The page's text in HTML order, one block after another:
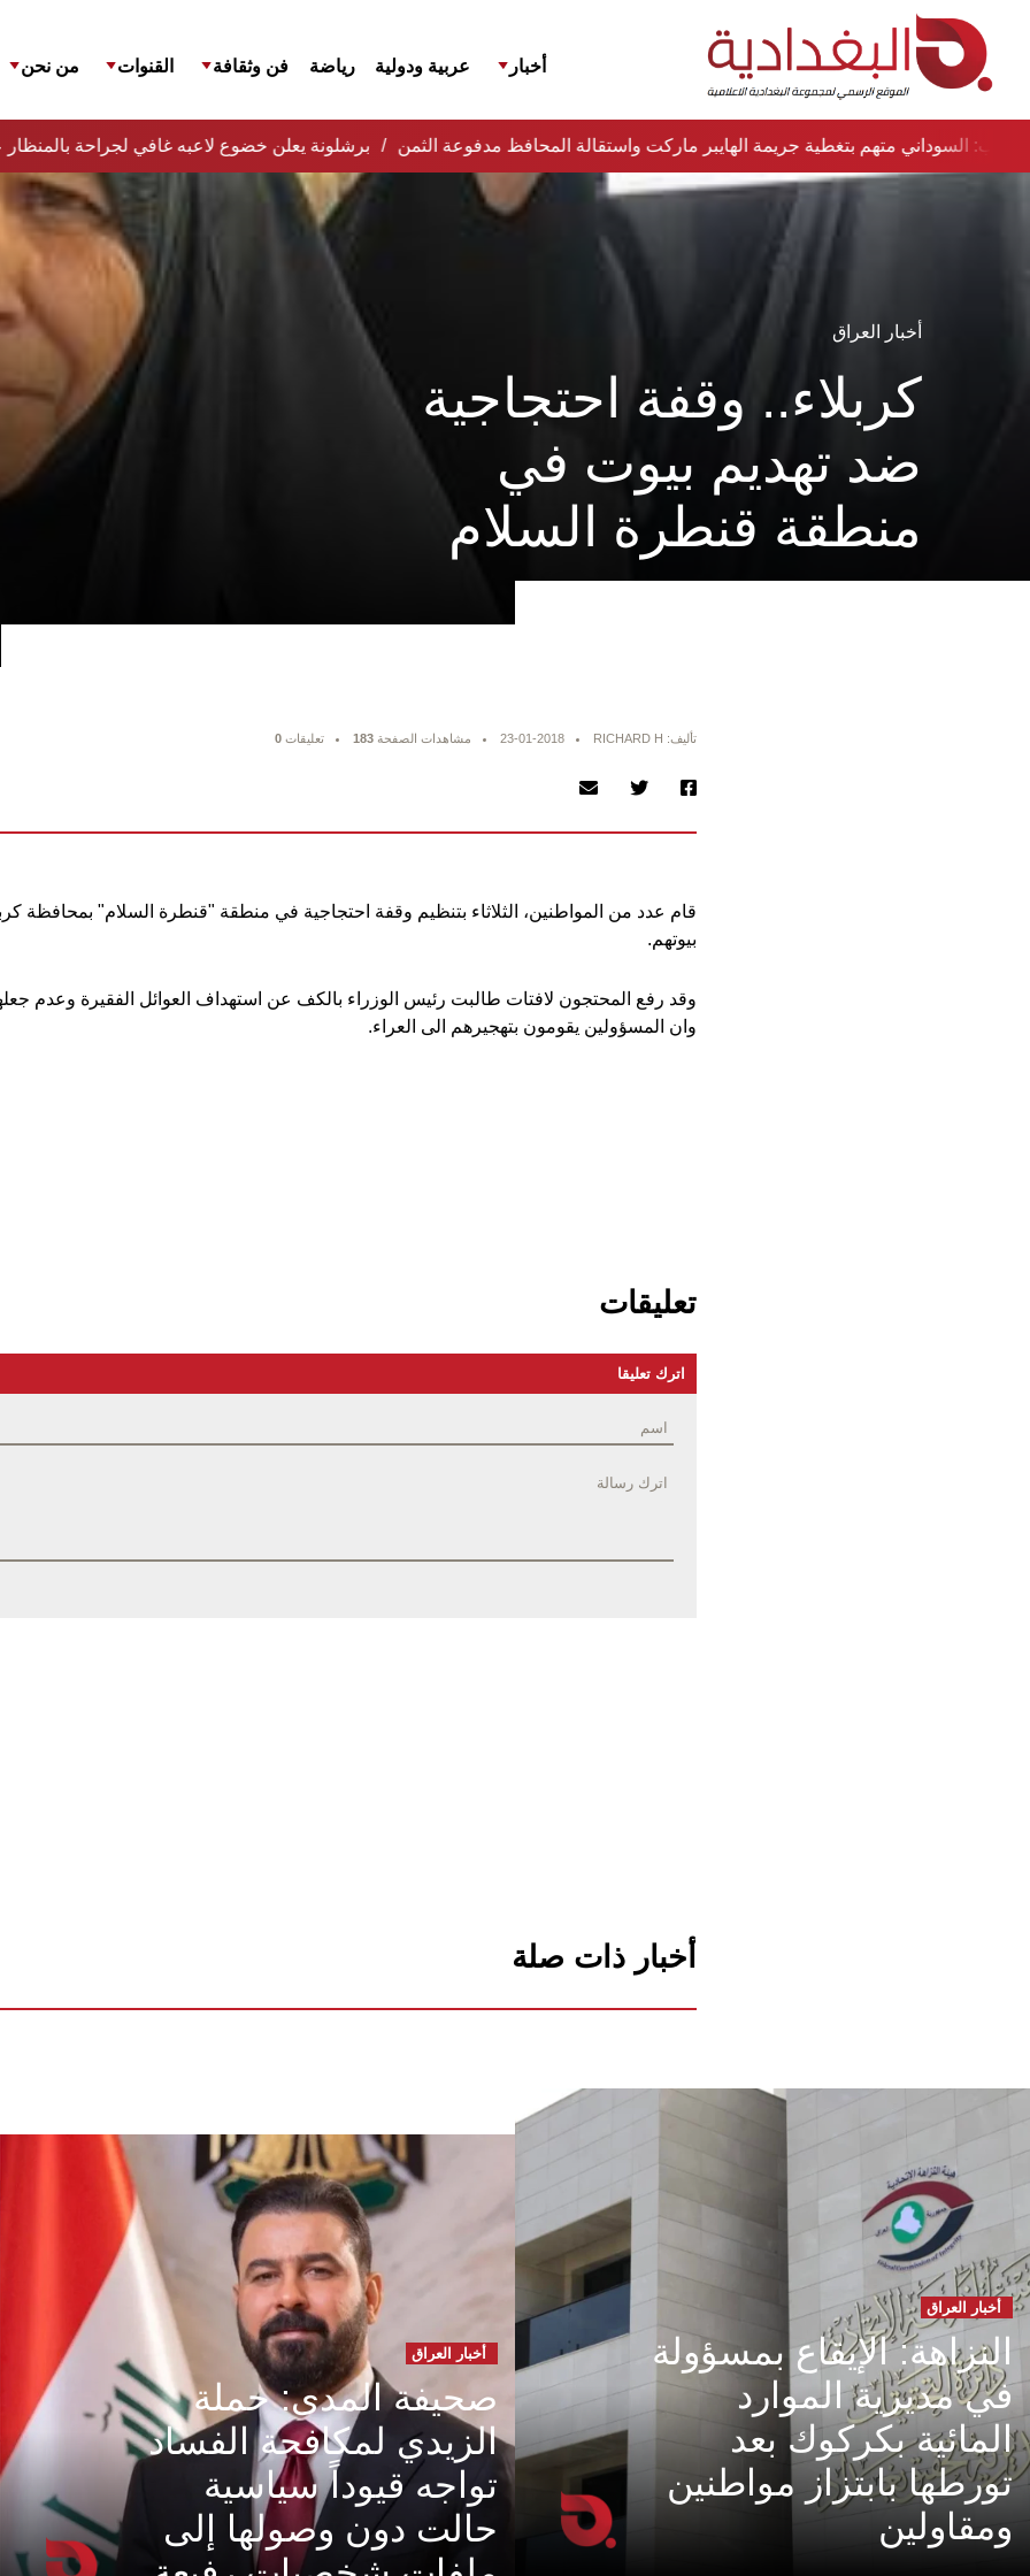
أخبار عربية ودولية رياضة فن وثقافة القنوات من نحن
برشلونة يعلن خضوع لاعبه غافي لجراحة نواب: السوداني متهم بتغطية جريمة الهايبر ماركت واستقالة المحافظ مدفوعة الثمن
أخبار العراق
كربلاء.. وقفة احتجاجية
ضد تهديم بيوت في
منطقة قنطرة السلام
تأليف: RICHARD H 23-01-2018 مشاهدات الصفحة 183 تعليقات 0
قام عدد من المواطنين، الثلاثاء بتنظيم وقفة احتجاجية في منطقة "قنطرة السلام" بمحافظة
بيوتهم.
وقد رفع المحتجون لافتات طالبت رئيس الوزراء بالكف عن استهداف العوائل الفقيرة وعدم
وان المسؤولين يقومون بتهجيرهم الى العراء.
تعليقات
اترك تعليقا
أخبار ذات صلة
أخبار العراق
النزاهة: الإيقاع بمسؤولة
في مديرية الموارد
المائية بكركوك بعد
تورطها بابتزاز مواطنين
ومقاولين
أخبار العراق
صحيفة المدى: حملة
الزيدي لمكافحة الفساد
تواجه قيوداً سياسية
حالت دون وصولها إلى